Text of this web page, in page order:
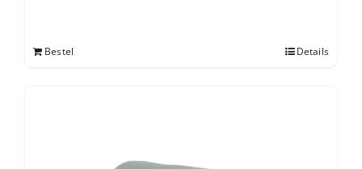
Bestel Details